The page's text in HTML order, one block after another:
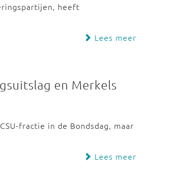
heeft
Lees meer
en Merkels
fractie in de Bondsdag, maar
Lees meer